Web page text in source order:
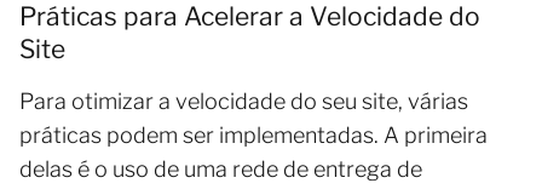
Práticas para Acelerar a Velocidade do
Site
Para otimizar a velocidade do seu site, várias
práticas podem ser implementadas. A primeira
delas é o uso de uma rede de entrega de